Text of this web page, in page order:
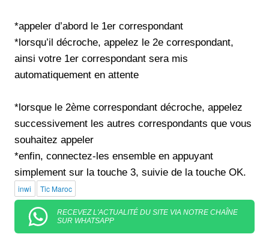
*appeler d’abord le 1er correspondant
*lorsqu’il décroche, appelez le 2e correspondant,
ainsi votre 1er correspondant sera mis
automatiquement en attente
*lorsque le 2ème correspondant décroche, appelez
successivement les autres correspondants que vous
souhaitez appeler
*enfin, connectez-les ensemble en appuyant
simplement sur la touche 3, suivie de la touche OK.
inwi Tic Maroc
RECEVEZ L'ACTUALITÉ DU SITE VIA NOTRE CHAÎNE
SUR WHATSAPP